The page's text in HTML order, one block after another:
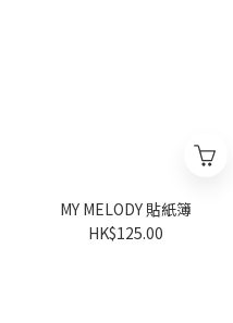
MY MELODY 貼紙簿
HK$125.00